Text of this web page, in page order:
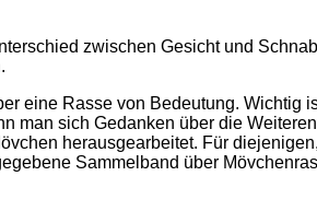
zwischen Gesicht und
eine Rasse von Bedeutung. Wichtig
man sich Gedanken über die
herausgearbeitet. Für
Sammelband über